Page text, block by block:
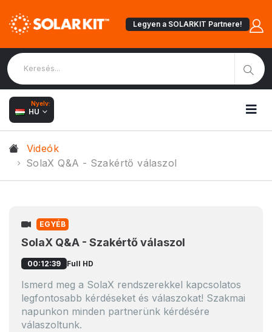
Legyen a SOLARKIT Partnere!
Nyelv:
HU
Videók
SolaX Q&A - Szakértő válaszol
EGYÉB
SolaX Q&A - Szakértő válaszol
00:12:39 Full HD
Ismerd meg a SolaX rendszerekkel kapcsolatos
legfontosabb kérdéseket és válaszokat! Szakmai
napunkon minden partnerünk kérdésére
válaszoltunk.